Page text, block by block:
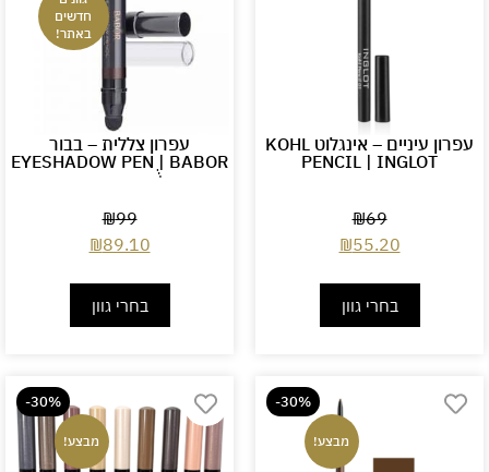
עפרון עיניים – אינגלוט KOHL
PENCIL | INGLOT
₪69
₪55.20
בחרי גוון
חדשים
באתר!
עפרון צללית – בבור
EYESHADOW PEN ֻ| BABOR
₪99
₪89.10
בחרי גוון
-30%
מבצע!
-30%
מבצע!